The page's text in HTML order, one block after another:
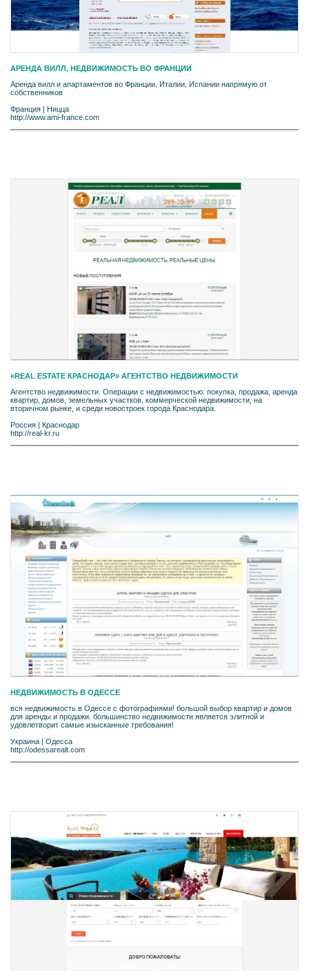
АРЕНДА ВИЛЛ, НЕДВИЖИМОСТЬ ВО ФРАНЦИИ
Аренда вилл и апартаментов во Франции, Италии, Испании напрямую от
собственников
Франция | Ницца
http://www.ami-france.com
«REAL ESTATE КРАСНОДАР» АГЕНТСТВО НЕДВИЖИМОСТИ
Агентство недвижимости. Операции с недвижимостью: покупка, продажа, аренда
квартир, домов, земельных участков, коммерческой недвижимости, на
вторичном рынке, и среди новостроек города Краснодара.
Россия | Краснодар
http://real-kr.ru
НЕДВИЖИМОСТЬ В ОДЕССЕ
вся недвижимость в Одессе с фотографиями! большой выбор квартир и домов
для аренды и продажи. большинство недвижимости является элитной и
удовлетворит самые изысканные требования!
Украина | Одесса
http://odessarealt.com